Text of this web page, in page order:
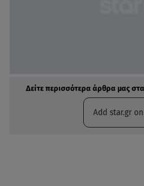
Δείτε περισσότερα άρθρα μας
Add star.gr